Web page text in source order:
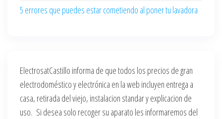
5 errores que puedes estar cometiendo al poner tu lavadora
ElectrosatCastillo informa de que todos los precios de gran
electrodoméstico y electrónica en la web incluyen entrega a
casa, retirada del viejo, instalacion standar y explicacion de
uso. Si desea solo recoger su aparato les informaremos del